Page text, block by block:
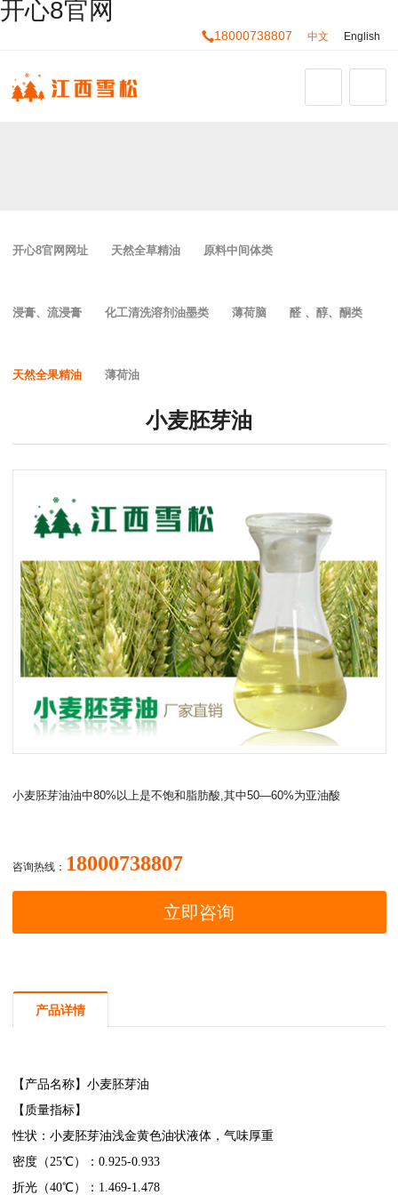
开心8官网
18000738807 中文 English
开心8官网网址 天然全草精油 原料中间体类
浸膏、流浸膏 化工清洗溶剂油墨类 薄荷脑 醛 、醇、酮类
天然全果精油 薄荷油
小麦胚芽油
小麦胚芽油油中80%以上是不饱和脂肪酸,其中50—60%为亚油酸
咨询热线： 18000738807
立即咨询
产品详情
【产品名称】 小麦胚芽油
【质量指标】
性状： 小麦胚芽油浅金黄色油状液体，气味厚重
密度（25℃）：0.925-0.933
折光（40℃）：1.469-1.478